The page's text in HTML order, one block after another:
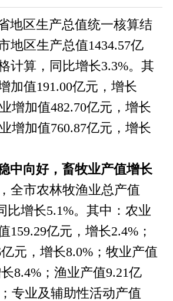
地区生产总值统一核算结
地区生产总值1434.57亿
计算，同比增长3.3%。其
加值191.00亿元，增长
增加值482.70亿元，增长
增加值760.87亿元，增长
中向好，畜牧业产值增长
全市农林牧渔业总产值
比增长5.1%。其中：农业
159.29亿元，增长2.4%；
元，增长8.0%；牧业产值
8.4%；渔业产值9.21亿
专业及辅助性活动产值